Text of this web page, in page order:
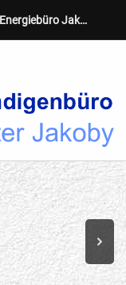
Wertermittlung – Sachverständigen- & Energiebüro Jakoby